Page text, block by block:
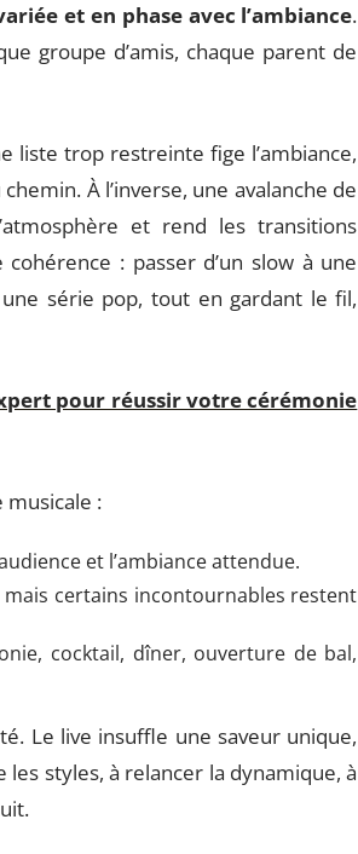
et en phase avec l’ambiance.
groupe d’amis, chaque parent de
liste trop restreinte fige l’ambiance,
À l’inverse, une avalanche de
et rend les transitions
: passer d’un slow à une
série pop, tout en gardant le fil,
pour réussir votre cérémonie
musicale :
et l’ambiance attendue.
certains incontournables restent
cocktail, dîner, ouverture de bal,
Le live insuffle une saveur unique,
les styles, à relancer la dynamique, à